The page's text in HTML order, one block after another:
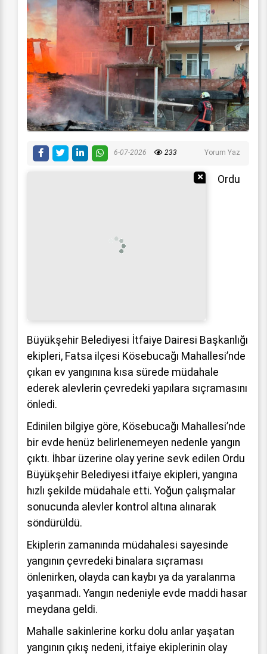
6-07-2026 233 Yorum Yaz
Reklamı Gizle
Ordu
Büyükşehir Belediyesi İtfaiye Dairesi Başkanlığı
ekipleri, Fatsa ilçesi Kösebucağı Mahallesi’nde
çıkan ev yangınına kısa sürede müdahale
ederek alevlerin çevredeki yapılara sıçramasını
önledi.
Edinilen bilgiye göre, Kösebucağı Mahallesi’nde
bir evde henüz belirlenemeyen nedenle yangın
çıktı. İhbar üzerine olay yerine sevk edilen Ordu
Büyükşehir Belediyesi itfaiye ekipleri, yangına
hızlı şekilde müdahale etti. Yoğun çalışmalar
sonucunda alevler kontrol altına alınarak
söndürüldü.
Ekiplerin zamanında müdahalesi sayesinde
yangının çevredeki binalara sıçraması
önlenirken, olayda can kaybı ya da yaralanma
yaşanmadı. Yangın nedeniyle evde maddi hasar
meydana geldi.
Mahalle sakinlerine korku dolu anlar yaşatan
yangının çıkış nedeni, itfaiye ekiplerinin olay